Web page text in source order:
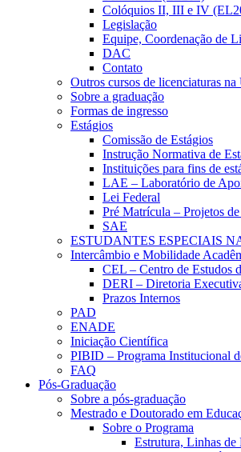
Colóquios II, III e IV
Legislação
Equipe, Coordenação de
DAC
Contato
Outros cursos de licenciaturas
Sobre a graduação
Formas de ingresso
Estágios
Comissão de Estágios
Instrução Normativa de
Instituições para fins de
LAE – Laboratório de
Lei Federal
Pré Matrícula – Projetos
SAE
ESTUDANTES ESPECIAIS
Intercâmbio e Mobilidade
CEL – Centro de Estudos
DERI – Diretoria
Prazos Internos
PAD
ENADE
Iniciação Científica
PIBID – Programa Institucional
FAQ
Pós-Graduação
Sobre a pós-graduação
Mestrado e Doutorado em
Sobre o Programa
Estrutura, Linhas de